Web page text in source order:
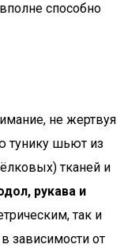
способно
не жертвуя
тунику шьют из
тканей и
рукава и
так и
зависимости от